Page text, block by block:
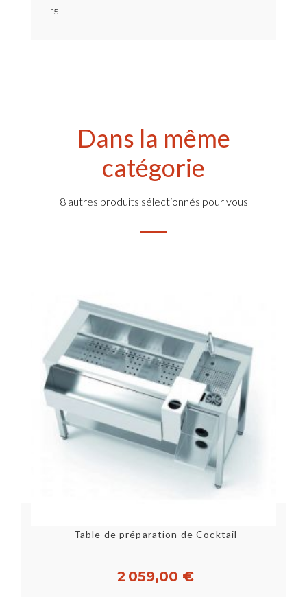
15
Dans la même
catégorie
8 autres produits sélectionnés pour vous
Table de préparation de Cocktail
2 059,00 €